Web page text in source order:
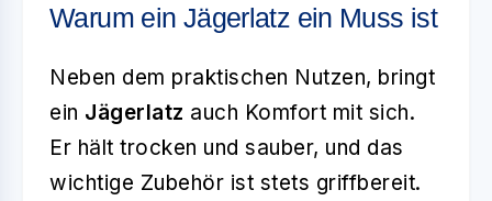
Warum ein Jägerlatz ein Muss ist
Neben dem praktischen Nutzen, bringt
ein Jägerlatz auch Komfort mit sich.
Er hält trocken und sauber, und das
wichtige Zubehör ist stets griffbereit.